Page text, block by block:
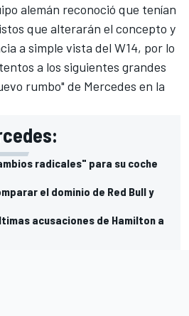
alemán reconoció que tenían
que alterarán el concepto y
a simple vista del W14, por lo
a los siguientes grandes
rumbo" de Mercedes en la
radicales" para su coche
el dominio de Red Bull y
acusaciones de Hamilton a